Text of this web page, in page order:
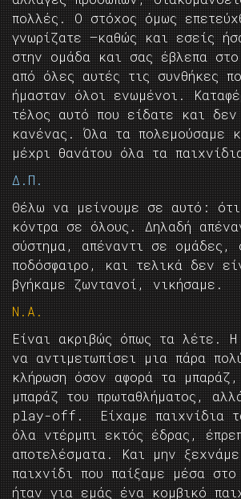
πολλές. Ο στόχος όμως
γνωρίζατε —καθώς και εσείς
στην ομάδα και σας έβλεπα
από όλες αυτές τις συνθήκες
ήμασταν όλοι ενωμένοι.
τέλος αυτό που είδατε και δεν
κανένας. Όλα τα πολεμούσαμε
μέχρι θανάτου όλα τα
Δ.Π.
Θέλω να μείνουμε σε αυτό: ότι
κόντρα σε όλους. Δηλαδή
σύστημα, απέναντι σε ομάδες,
ποδόσφαιρο, και τελικά δεν
βγήκαμε ζωντανοί, νικήσαμε.
Ν.Α.
Είναι ακριβώς όπως τα λέτε.
να αντιμετωπίσει μια πάρα
κλήρωση όσον αφορά τα
μπαράζ του πρωταθλήματος,
play-off. Είχαμε παιχνίδια
όλα ντέρμπι εκτός έδρας,
αποτελέσματα. Και μην
παιχνίδι που παίξαμε μέσα
ήταν για εμάς ένα κομβικό